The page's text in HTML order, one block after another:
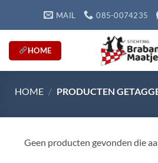
MAIL 085-0074235
HOME
HOME / PRODUCTEN
Geen producten gevonden die